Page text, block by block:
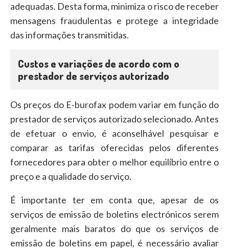
adequadas. Desta forma, minimiza o risco de receber
mensagens fraudulentas e protege a integridade
das informações transmitidas.
Custos e variações de acordo com o
prestador de serviços autorizado
Os preços do E-burofax podem variar em função do
prestador de serviços autorizado selecionado. Antes
de efetuar o envio, é aconselhável pesquisar e
comparar as tarifas oferecidas pelos diferentes
fornecedores para obter o melhor equilíbrio entre o
preço e a qualidade do serviço.
É importante ter em conta que, apesar de os
serviços de emissão de boletins electrónicos serem
geralmente mais baratos do que os serviços de
emissão de boletins em papel, é necessário avaliar